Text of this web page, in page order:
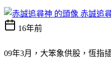
赤誠追
16年前
09年3月，大笨象供股，恆指